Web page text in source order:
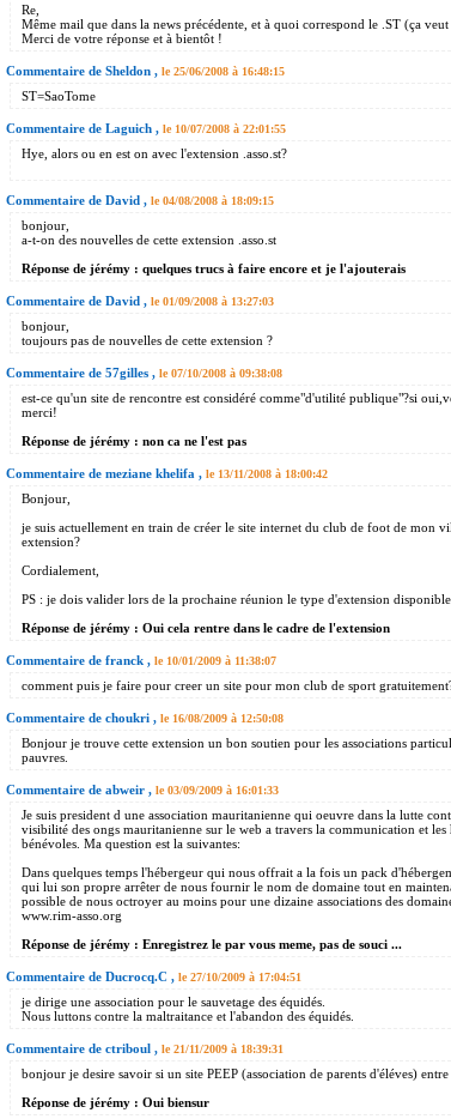
Re,
Même mail que dans la news précédente, et à quoi correspond le .ST (ça
Merci de votre réponse et à bientôt !
Commentaire de Sheldon , le 25/06/2008 à 16:48:15
ST=SaoTome
Commentaire de Laguich , le 10/07/2008 à 22:01:55
Hye, alors ou en est on avec l'extension .asso.st?
Commentaire de David , le 04/08/2008 à 18:09:15
bonjour,
a-t-on des nouvelles de cette extension .asso.st
Réponse de jérémy : quelques trucs à faire encore et je l'ajouterais
Commentaire de David , le 01/09/2008 à 13:27:03
bonjour,
toujours pas de nouvelles de cette extension ?
Commentaire de 57gilles , le 07/10/2008 à 09:38:08
est-ce qu'un site de rencontre est considéré comme"d'utilité publique"?si
merci!
Réponse de jérémy : non ca ne l'est pas
Commentaire de meziane khelifa , le 13/11/2008 à 18:00:42
Bonjour,
je suis actuellement en train de créer le site internet du club de foot de mon
extension?
Cordialement,
PS : je dois valider lors de la prochaine réunion le type d'extension disponible
Réponse de jérémy : Oui cela rentre dans le cadre de l'extension
Commentaire de franck , le 10/01/2009 à 11:38:07
comment puis je faire pour creer un site pour mon club de sport
Commentaire de choukri , le 16/08/2009 à 12:50:08
Bonjour je trouve cette extension un bon soutien pour les associations
pauvres.
Commentaire de abweir , le 03/09/2009 à 16:01:33
Je suis president d une association mauritanienne qui oeuvre dans la lutte
visibilité des ongs mauritanienne sur le web a travers la communication et les
bénévoles. Ma question est la suivantes:
Dans quelques temps l'hébergeur qui nous offrait a la fois un pack
qui lui son propre arrêter de nous fournir le nom de domaine tout en
possible de nous octroyer au moins pour une dizaine associations des
www.rim-asso.org
Réponse de jérémy : Enregistrez le par vous meme, pas de souci ...
Commentaire de Ducrocq.C , le 27/10/2009 à 17:04:51
je dirige une association pour le sauvetage des équidés.
Nous luttons contre la maltraitance et l'abandon des équidés.
Commentaire de ctriboul , le 21/11/2009 à 18:39:31
bonjour je desire savoir si un site PEEP (association de parents d'éléves)
Réponse de jérémy : Oui biensur